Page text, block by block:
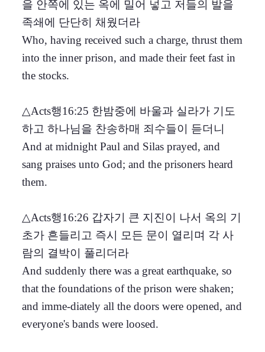
을 안쪽에 있는 옥에 밀어 넣고 저들의 발을
족쇄에 단단히 채웠더라
Who, having received such a charge, thrust them
into the inner prison, and made their feet fast in
the stocks.
△Acts행16:25 한밤중에 바울과 실라가 기도
하고 하나님을 찬송하매 죄수들이 듣더니
And at midnight Paul and Silas prayed, and
sang praises unto God; and the prisoners heard
them.
△Acts행16:26 갑자기 큰 지진이 나서 옥의 기
초가 흔들리고 즉시 모든 문이 열리며 각 사
람의 결박이 풀리더라
And suddenly there was a great earthquake, so
that the foundations of the prison were shaken;
and imme-diately all the doors were opened, and
everyone's bands were loosed.